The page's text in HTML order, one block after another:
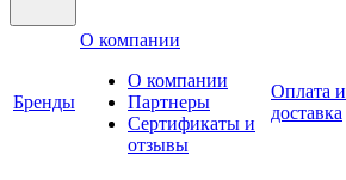
Бренды
О компании
О компании
Партнеры
Cертификаты и
отзывы
Оплата и
доставка